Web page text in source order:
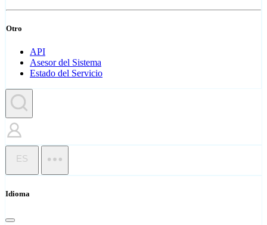
Otro
API
Asesor del Sistema
Estado del Servicio
ES
Idioma